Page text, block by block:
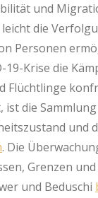
und
die
Personen
19-Krise die
Flüchtlinge
ist die
und
. Die
Grenzen
und Beduschi